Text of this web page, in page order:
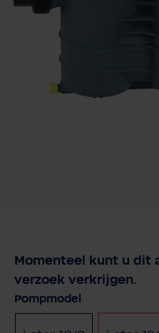
Momenteel kunt u dit
verzoek verkrijgen.
Selecteer
Pompmodel